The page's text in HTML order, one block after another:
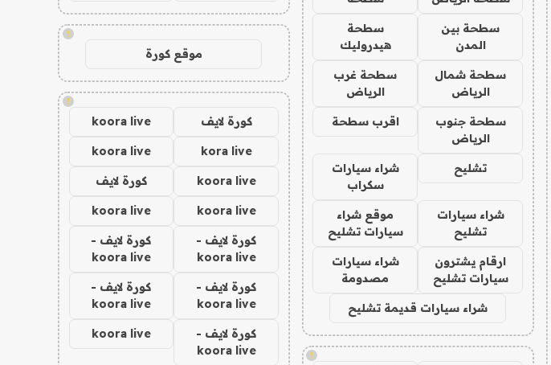
سطحة بين
المدن
سطحة
هيدروليك
سطحة شمال
الرياض
سطحة غرب
الرياض
سطحة جنوب
الرياض
اقرب سطحة
تشليح
شراء سيارات
سكراب
شراء سيارات
تشليح
موقع شراء
سيارات تشليح
ارقام يشترون
سيارات تشليح
شراء سيارات
مصدومة
شراء سيارات قديمة تشليح
!
!
موقع كورة
!
كورة لايف koora live
kora live
koora live
koora live كورة لايف
koora live
koora live
كورة لايف -
koora live
كورة لايف -
koora live
كورة لايف -
koora live
كورة لايف -
koora live
كورة لايف -
koora live
koora live